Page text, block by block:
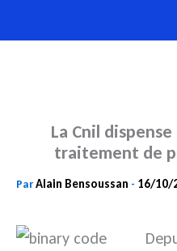
au
La Cnil
traitement de
ParAlain Bensoussan - 16/10/